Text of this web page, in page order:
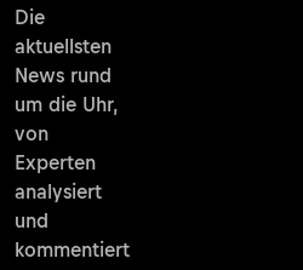
Die
aktuellsten
News rund
um die Uhr,
von
Experten
analysiert
und
kommentiert